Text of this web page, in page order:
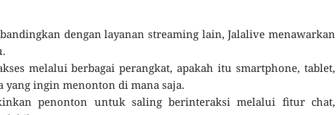
dengan layanan streaming lain, Jalalive menawarkan
melalui berbagai perangkat, apakah itu smartphone, tablet,
ingin menonton di mana saja.
penonton untuk saling berinteraksi melalui fitur chat,